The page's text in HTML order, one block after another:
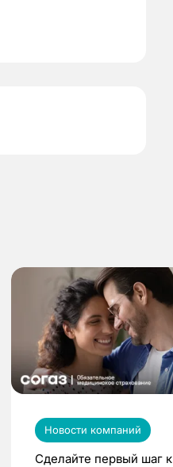
Новости компаний
Сделайте первый шаг к